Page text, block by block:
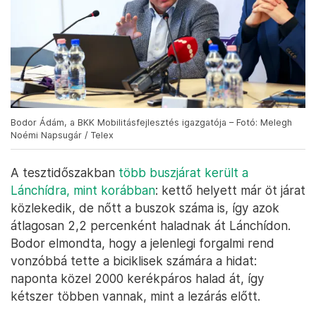
Bodor Ádám, a BKK Mobilitásfejlesztés igazgatója – Fotó: Melegh
Noémi Napsugár / Telex
A tesztidőszakban több buszjárat került a
Lánchídra, mint korábban: kettő helyett már öt járat
közlekedik, de nőtt a buszok száma is, így azok
átlagosan 2,2 percenként haladnak át Lánchídon.
Bodor elmondta, hogy a jelenlegi forgalmi rend
vonzóbbá tette a biciklisek számára a hidat:
naponta közel 2000 kerékpáros halad át, így
kétszer többen vannak, mint a lezárás előtt.